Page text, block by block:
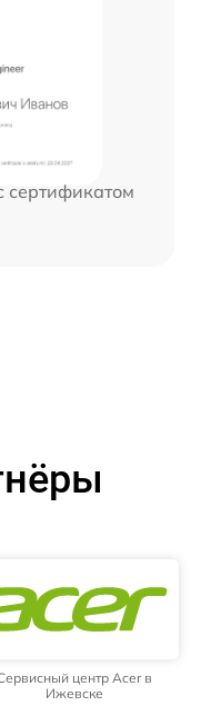
сертификатом
центр Acer в
Ижевске